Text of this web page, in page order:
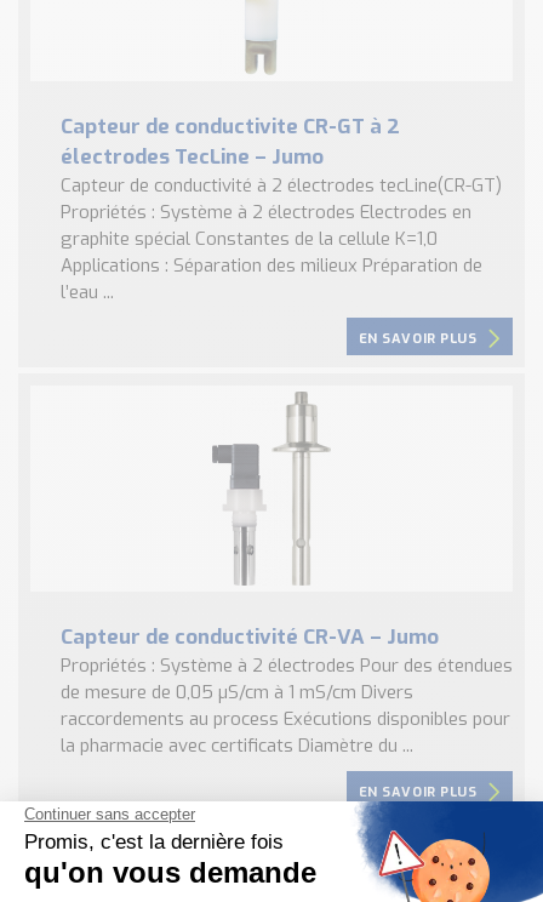
Capteur de conductivite CR-GT à 2
électrodes TecLine – Jumo
Capteur de conductivité à 2 électrodes tecLine(CR-GT)
Propriétés : Système à 2 électrodes Electrodes en
graphite spécial Constantes de la cellule K=1,0
Applications : Séparation des milieux Préparation de
l’eau ...
EN SAVOIR PLUS
Capteur de conductivité CR-VA – Jumo
Propriétés : Système à 2 électrodes Pour des étendues
de mesure de 0,05 µS/cm à 1 mS/cm Divers
raccordements au process Exécutions disponibles pour
la pharmacie avec certificats Diamètre du ...
EN SAVOIR PLUS